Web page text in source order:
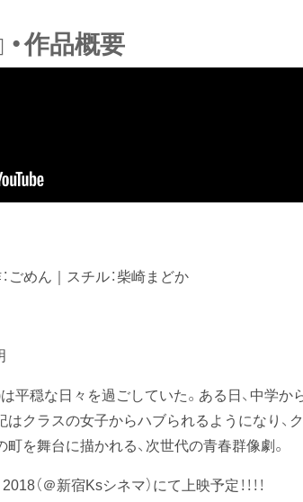
・作品概要
ごめん｜スチル：柴崎まどか
平穏な日々を過ごしていた。ある日、中学
はクラスの女子からハブられるようになり、
を舞台に描かれる、次世代の青春群像劇。
（＠新宿Ksシネマ）にて上映予定！！！！